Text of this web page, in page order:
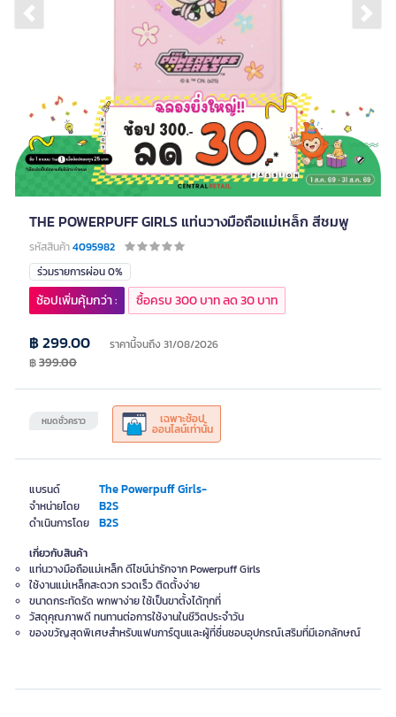
Previous slide
THE POWERPUFF GIRLS แท่นวางมือถือแม่เหล็ก สีชมพู
รหัสสินค้า4095982
แบรนด์ The Powerpuff Girls-
จำหน่ายโดย B2S
ดำเนินการโดย B2S
ร่วมรายการผ่อน 0%
หมดชั่วคราว เฉพาะช้อป
ออนไลน์เท่านั้น
฿ 299.00 ราคานี้จนถึง 31/08/2026
฿399.00
ช้อปเพิ่มคุ้มกว่า : ซื้อครบ 300 บาท ลด 30 บาท
เกี่ยวกับสินค้า
แท่นวางมือถือแม่เหล็ก ดีไซน์น่ารักจาก Powerpuff Girls
ใช้งานแม่เหล็กสะดวก รวดเร็ว ติดตั้งง่าย
ขนาดกระทัดรัด พกพาง่าย ใช้เป็นขาตั้งได้ทุกที่
วัสดุคุณภาพดี ทนทานต่อการใช้งานในชีวิตประจำวัน
ของขวัญสุดพิเศษสำหรับแฟนการ์ตูนและผู้ที่ชื่นชอบอุปกรณ์เสริมที่มีเอกลักษณ์